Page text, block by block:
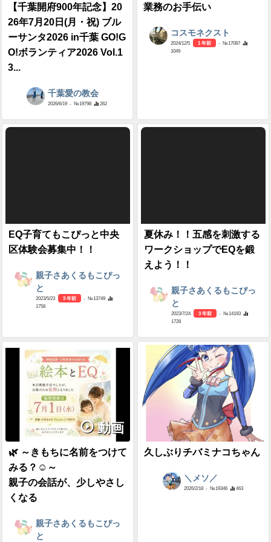
【千葉開府900年記念】20
26年7月20日(月・祝) ブル
ーサンタ2026 in千葉 GO!G
O!ボランティア2026 Vol.1
3...
千葉愛の教会
2026/6/19 - №19798 262
業務のお手伝い
コスモネクスト
2024/12/5 1 年前
- №17087
1049
EQ子育てもこぴっと中央
区体験会募集中！！
親子さあくるもこぴっ
と
2023/5/23 3 年前
- №13749
1758
夏休み！！五感を刺激する
ワークショップでEQを鍛
えよう！！
親子さあくるもこぴっ
と
2023/7/24 3 年前
- №14193
1728
動画
🌿 ～きもちに名前をつけて
みる？☺～
親子の会話が、少しやさし
くなる
親子さあくるもこぴっ
と
久しぶりチバミナコちゃん
＼メソ／
2026/2/18 - №19346 463